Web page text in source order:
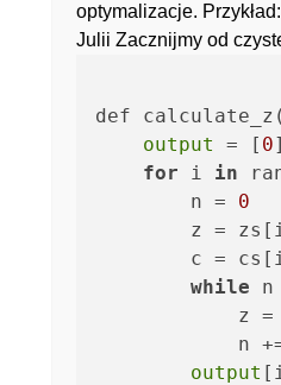
optymalizacje.
Julii Zacznijmy od
def
output
= [ 0
for i in
        n =
0
z =
c =
while n
z =
n
output